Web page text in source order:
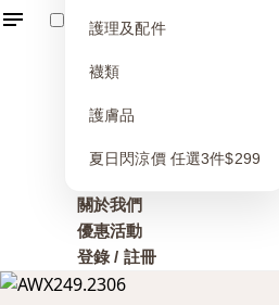
護理及配件
襪類
護膚品
夏日閃涼價 任選3件$299
關於我們
優惠活動
登錄 / 註冊